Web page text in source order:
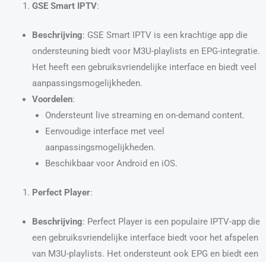
GSE Smart IPTV:
Beschrijving: GSE Smart IPTV is een krachtige app die
ondersteuning biedt voor M3U-playlists en EPG-integratie.
Het heeft een gebruiksvriendelijke interface en biedt veel
aanpassingsmogelijkheden.
Voordelen:
Ondersteunt live streaming en on-demand content.
Eenvoudige interface met veel
aanpassingsmogelijkheden.
Beschikbaar voor Android en iOS.
Perfect Player:
Beschrijving: Perfect Player is een populaire IPTV-app die
een gebruiksvriendelijke interface biedt voor het afspelen
van M3U-playlists. Het ondersteunt ook EPG en biedt een